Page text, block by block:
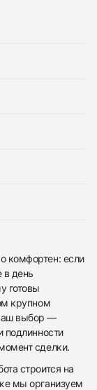
комфортен: если
в день
готовы
крупном
выбор —
подлинности
сделки.
строится на
мы организуем